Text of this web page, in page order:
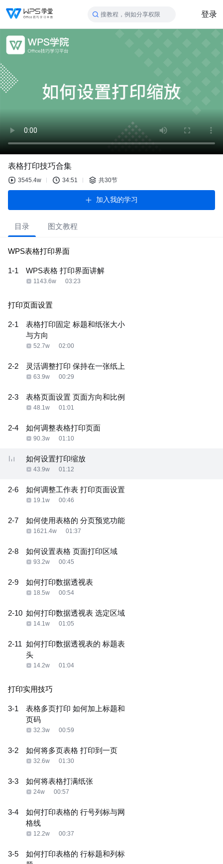
搜教程，例如分享权限 登录
表格打印技巧合集
3545.4w 34:51 共30节
加入我的学习
目录 图文教程
WPS表格打印界面
1-1 WPS表格 打印界面讲解
1143.6w 03:23
打印页面设置
2-1
表格打印固定 标题和纸张大小
与方向
52.7w 02:00
2-2 灵活调整打印 保持在一张纸上
63.9w 00:29
2-3 表格页面设置 页面方向和比例
48.1w 01:01
2-4 如何调整表格打印页面
90.3w 01:10
如何设置打印缩放
43.9w 01:12
2-6 如何调整工作表 打印页面设置
19.1w 00:46
2-7 如何使用表格的 分页预览功能
1621.4w 01:37
2-8 如何设置表格 页面打印区域
93.2w 00:45
2-9 如何打印数据透视表
18.5w 00:54
2-10 如何打印数据透视表 选定区域
14.1w 01:05
2-11 如何打印数据透视表的 标题表
头
14.2w 01:04
打印实用技巧
3-1
表格多页打印 如何加上标题和
页码
32.3w 00:59
3-2 如何将多页表格 打印到一页
32.6w 01:30
3-3 如何将表格打满纸张
24w 00:57
3-4
如何打印表格的 行号列标与网
格线
12.2w 00:37
3-5
如何打印表格的 行标题和列标